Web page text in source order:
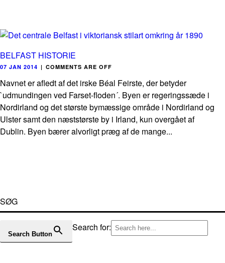
BELFAST HISTORIE
07 JAN 2014 | COMMENTS ARE OFF
Navnet er afledt af det irske Béal Feirste, der betyder
`udmundingen ved Farset-floden´. Byen er regeringssæde i
Nordirland og det største bymæssige område i Nordirland og
Ulster samt den næststørste by i Irland, kun overgået af
Dublin. Byen bærer alvorligt præg af de mange...
SØG
Search for:
Search Button